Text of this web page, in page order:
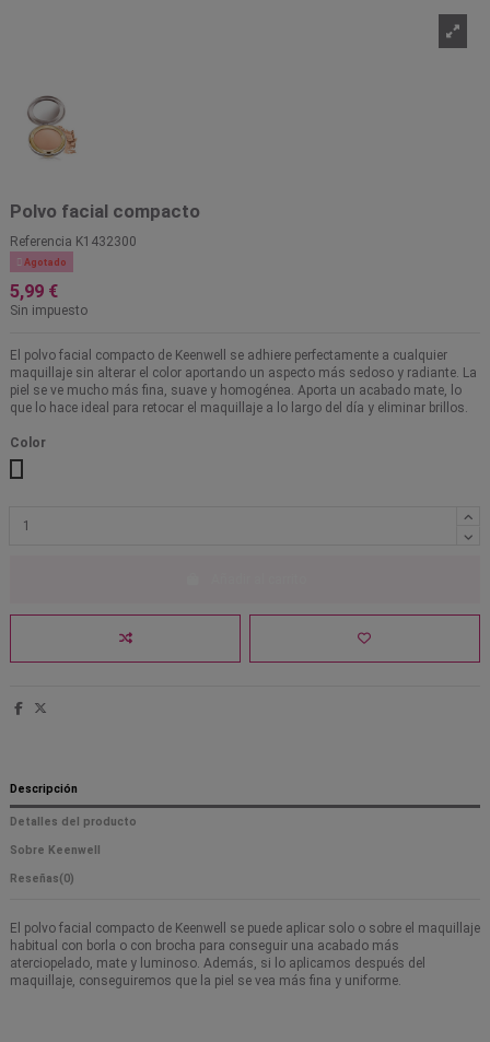
Polvo facial compacto
Referencia K1432300
 Agotado
5,99 €
Sin impuesto
El polvo facial compacto de Keenwell se adhiere perfectamente a cualquier
maquillaje sin alterar el color aportando un aspecto más sedoso y radiante. La
piel se ve mucho más fina, suave y homogénea. Aporta un acabado mate, lo
que lo hace ideal para retocar el maquillaje a lo largo del día y eliminar brillos.
Color
Descripción
Detalles del producto
Sobre Keenwell
Reseñas(0)
El polvo facial compacto de Keenwell se puede aplicar solo o sobre el maquillaje
habitual con borla o con brocha para conseguir una acabado más
aterciopelado, mate y luminoso. Además, si lo aplicamos después del
maquillaje, conseguiremos que la piel se vea más fina y uniforme.